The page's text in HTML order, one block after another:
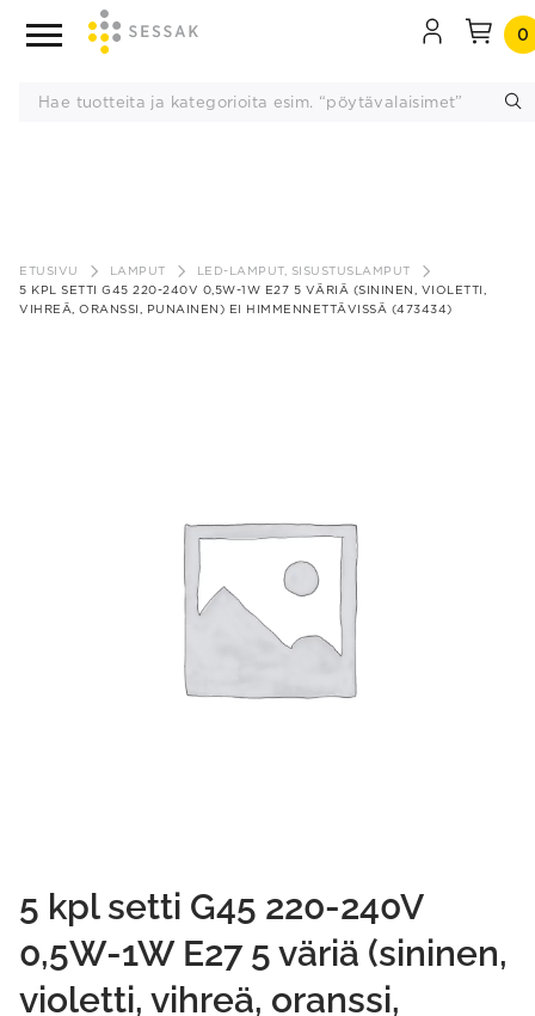
sisältöön
0
ETUSIVU LAMPUT
LED-LAMPUT, SISUSTUSLAMPUT
5 KPL SETTI G45 220-240V 0,5W-1W E27 5 VÄRIÄ (SININEN, VIOLETTI,
VIHREÄ, ORANSSI, PUNAINEN) EI HIMMENNETTÄVISSÄ (473434)
5 kpl setti G45 220-240V
0,5W-1W E27 5 väriä (sininen,
violetti, vihreä, oranssi,